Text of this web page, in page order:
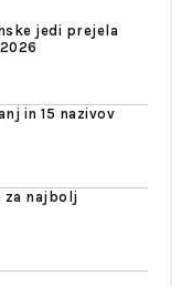
jedi prejela
in 15 nazivov
za najbolj